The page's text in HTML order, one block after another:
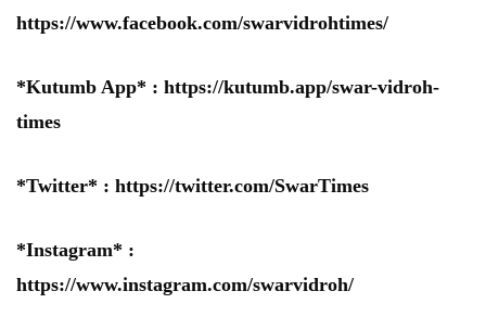
https://www.facebook.com/swarvidrohtimes/
*Kutumb App* : https://kutumb.app/swar-vidroh-
times
*Twitter* : https://twitter.com/SwarTimes
*Instagram* :
https://www.instagram.com/swarvidroh/